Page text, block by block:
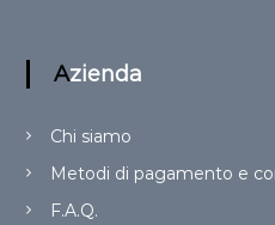
Azienda
Chi siamo
Metodi di pagamento e
F.A.Q.